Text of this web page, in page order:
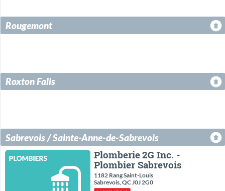
Rougemont
Roxton Falls
Sabrevois / Sainte-Anne-de-Sabrevois
Plomberie 2G Inc. -
Plombier Sabrevois
1182 Rang Saint-Louis
Sabrevois, QC J0J 2G0